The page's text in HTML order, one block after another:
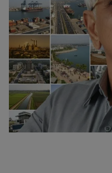
About Author
Contact
Dipotsav Special
આંતરરાષ્ટ્રીય
રાષ્ટ્રીય